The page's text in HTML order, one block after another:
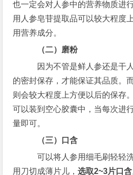
也一定会对人参中的营养物质进
用人参皂苷提取品可以较大程度
用营养成分。
（二）磨粉
因为不管是鲜人参还是干
的密封保存，才能保证其品质。
则会较大程度上方便以后的保存
可以装到空心胶囊中，当每次进
量即可。
（三）口含
可以将人参用细毛刷轻轻
用刀切成薄片儿，选取2~3片口含